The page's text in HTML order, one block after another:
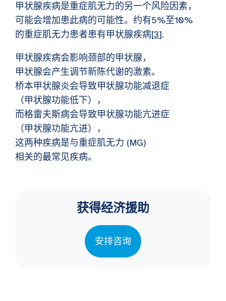
甲状腺疾病是重症肌无力的另一个风险因素，
可能会增加患此病的可能性。约有5%至10%
的重症肌无力患者患有甲状腺疾病[3].
甲状腺疾病会影响颈部的甲状腺，
甲状腺会产生调节新陈代谢的激素。
桥本甲状腺炎会导致甲状腺功能减退症
（甲状腺功能低下），
而格雷夫斯病会导致甲状腺功能亢进症
（甲状腺功能亢进），
这两种疾病是与重症肌无力 (MG)
相关的最常见疾病。
获得经济援助
安排咨询